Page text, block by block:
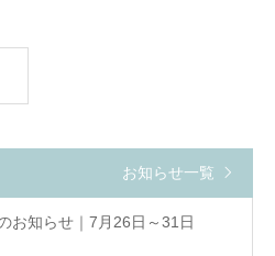
お知らせ一覧
お知らせ｜7月26日～31日